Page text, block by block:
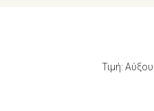
Τιμή: